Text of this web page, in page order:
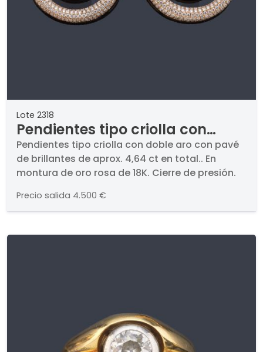
Lote 2318
Pendientes tipo criolla con
doble aro con pavé de
brillantes de aprox. 4,64 ct en
total.
Pendientes tipo criolla con doble aro con pavé
de brillantes de aprox. 4,64 ct en total.. En
montura de oro rosa de 18K. Cierre de presión.
Precio salida 4.500 €